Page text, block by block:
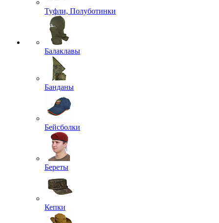
Туфли, Полуботинки
Балаклавы
Банданы
Бейсболки
Береты
Кепки